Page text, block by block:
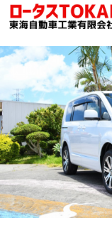
マイカーリース
車販売
スマイル車検
鈑金・塗装
点検・整備
自動車保険